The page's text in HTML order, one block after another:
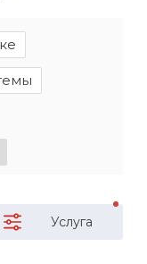
Услуга